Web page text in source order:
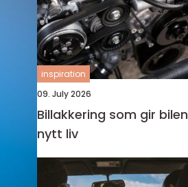
inspiration
09. July 2026
Billakkering som gir bilen
nytt liv